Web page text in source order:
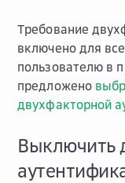
Требование
включено для
пользователю в
предложено
двухфакторной
Выключить